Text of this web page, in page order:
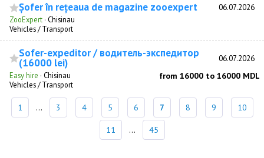
Șofer în rețeaua de magazine zooexpert 06.07.2026
ZooExpert · Chisinau
Vehicles / Transport
Sofer-expeditor / водитель-экспедитор
(16000 lei) 06.07.2026
Easy hire · Chisinau from 16000 to 16000 MDL
Vehicles / Transport
1 ... 3 4 5 6 7 8 9 10
11 ... 45